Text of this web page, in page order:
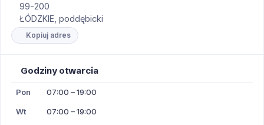
99-200
ŁÓDZKIE, poddębicki
Kopiuj adres
Godziny otwarcia
Pon 07:00 – 19:00
Wt 07:00 – 19:00